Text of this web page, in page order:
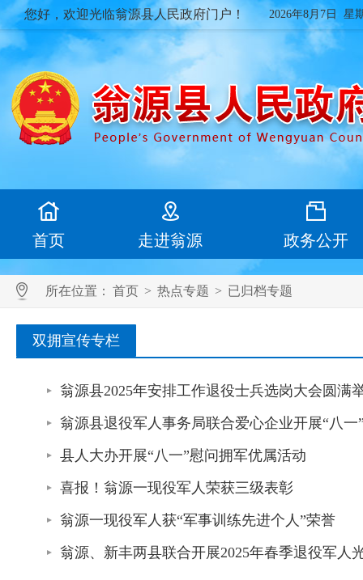
您好，欢迎光临翁源县人民政府门户！ 2026年8月7日 星
首页 走进翁源 政务公开
所在位置： 首页 > 热点专题 > 已归档专题
双拥宣传专栏
翁源县2025年安排工作退役士兵选岗大会圆满
翁源县退役军人事务局联合爱心企业开展“八一
县人大办开展“八一”慰问拥军优属活动
喜报！翁源一现役军人荣获三级表彰
翁源一现役军人获“军事训练先进个人”荣誉
翁源、新丰两县联合开展2025年春季退役军人